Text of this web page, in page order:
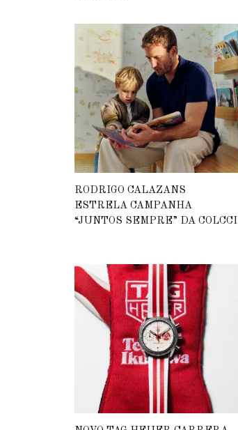
RODRIGO CALAZANS
ESTRELA CAMPANHA
“JUNTOS SEMPRE” DA COLCCI